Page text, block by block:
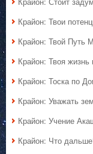
Крайон: Твои
Крайон: Твой Путь
Крайон: Твоя
Крайон: Тоска по
Крайон: Уважать
Крайон: Учение
Крайон: Что